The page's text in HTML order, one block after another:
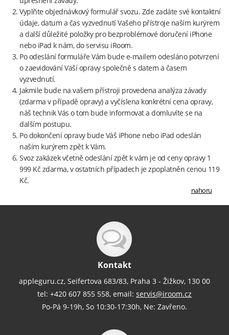
Vyplňte objednávkový formulář svozu. Zde zadáte své kontaktní
údaje, datum a čas vyzvednutí Vašeho přístroje naším kurýrem
a další důležité položky pro bezproblémové doručení iPhone
nebo iPad k nám, do servisu iRoom.
Po odeslání formuláře Vám bude e-mailem odesláno potvrzení
o zaevidování Vaší opravy společně s datem a časem
vyzvednutí.
Jakmile bude na vašem přístroji provedena analýza závady
(zdarma v případě opravy) a vyčíslena konkrétní cena opravy,
náš technik Vás o tom bude informovat a domluvíte se na
dalším postupu.
Po dokončení opravy bude Váš iPhone nebo iPad odeslán
naším kurýrem zpět k Vám.
Svoz zakázek včetně odeslání zpět k vám je od ceny opravy 1
999 Kč zdarma, v ostatních případech je zpoplatněn cenou 119
Kč.
nahoru
Kontakt
appleguru.cz, Seifertova 683/83, Praha 3 - Žižkov, 130 00
tel: +420 607 855 558, email: servis@iroom.cz
Po-Pá 9-19h, So 10:30-17:30h, Ne: Zavřeno.